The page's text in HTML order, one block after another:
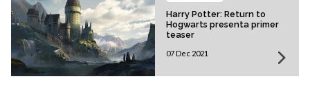
Harry Potter: Return to
Hogwarts presenta primer
teaser
07 Dec 2021